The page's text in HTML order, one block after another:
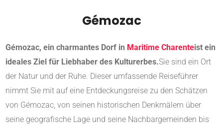
Gémozac
Gémozac, ein charmantes Dorf in Maritime Charenteist ein
ideales Ziel für Liebhaber des Kulturerbes.Sie sind ein Ort
der Natur und der Ruhe. Dieser umfassende Reiseführer
nimmt Sie mit auf eine Entdeckungsreise zu den Schätzen
von Gémozac, von seinen historischen Denkmälern über
seine geografische Lage und seine Nachbargemeinden bis